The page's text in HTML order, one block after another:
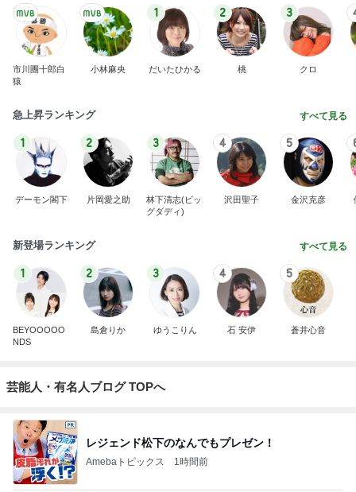
市川團十郎白
猿
小林麻央
1
だいたひかる
2
桃
3
クロ
急上昇ランキング すべて見る
1
デーモン閣下
2
片岡愛之助
3
林下清志(ビッ
グダディ)
4
沢田聖子
5
金沢克彦
新登場ランキング すべて見る
1
BEYOOOOO
NDS
2
島倉りか
3
ゆうこりん
4
石 安伊
5
蒼井心音
芸能人・有名人ブログ TOPへ
レジェンド松下のなんでもプレゼン！
Amebaトピックス 1時間前